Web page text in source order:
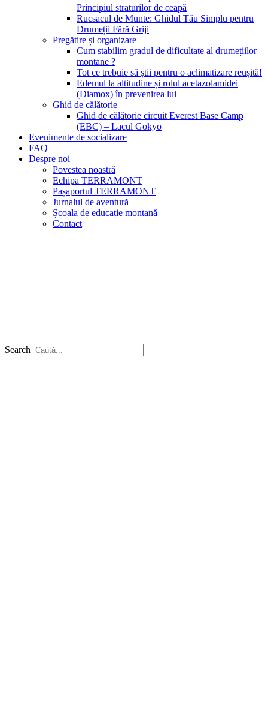
Principiul straturilor de ceapă
Rucsacul de Munte: Ghidul Tău Simplu pentru
Drumeții Fără Griji
Pregătire și organizare
Cum stabilim gradul de dificultate al drumețiilor
montane ?
Tot ce trebuie să știi pentru o aclimatizare reușită!
Edemul la altitudine și rolul acetazolamidei
(Diamox) în prevenirea lui
Ghid de călătorie
Ghid de călătorie circuit Everest Base Camp
(EBC) – Lacul Gokyo
Evenimente de socializare
FAQ
Despre noi
Povestea noastră
Echipa TERRAMONT
Pașaportul TERRAMONT
Jurnalul de aventură
Școala de educație montană
Contact
Search